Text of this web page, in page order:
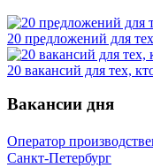
20 предложений для
20 вакансий для тех,
Вакансии дня
Оператор
Санкт-Петербург